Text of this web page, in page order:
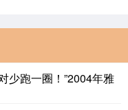
少跑一圈！”2004年雅